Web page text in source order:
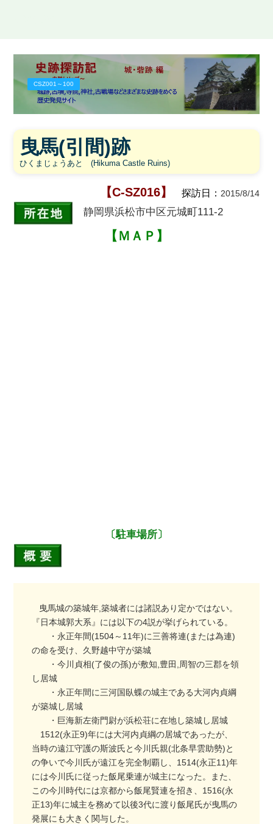
CSZ001～100
曳馬(引間)跡
ひくまじょうあと (Hikuma Castle Ruins)
【C-SZ016】 探訪日： 2015/8/14
静岡県浜松市中区元城町111-2
【ＭＡＰ】
〔駐車場所〕
曳馬城の築城年,築城者には諸説あり定かではない。
『日本城郭大系』には以下の4説が挙げられている。
・永正年間(1504～11年)に三善将連(または為連)
の命を受け、久野越中守が築城
・今川貞相(了俊の孫)が敷知,豊田,周智の三郡を領
し居城
・永正年間に三河国臥蝶の城主である大河内貞綱
が築城し居城
・巨海新左衛門尉が浜松荘に在地し築城し居城
1512(永正9)年には大河内貞綱の居城であったが、
当時の遠江守護の斯波氏と今川氏親(北条早雲助勢)と
の争いで今川氏が遠江を完全制覇し、1514(永正11)年
には今川氏に従った飯尾乗連が城主になった。また、
この今川時代には京都から飯尾賢連を招き、1516(永
正13)年に城主を務めて以後3代に渡り飯尾氏が曳馬の
発展にも大きく関与した。